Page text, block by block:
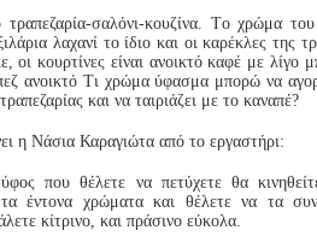
σαλόνι-κουζίνα. Tο χρώμα
λαχανί το ίδιο και οι καρέκλες της
οι κουρτίνες είναι ανοικτό καφέ με λίγο
ανοικτό Τι χρώμα ύφασμα μπορώ να
και να ταιριάζει με το καναπέ?
η Νάσια Καραγιώτα από το εργαστήρι:
που θέλετε να πετύχετε θα
έντονα χρώματα και θέλετε να τα
κίτρινο, και πράσινο εύκολα.